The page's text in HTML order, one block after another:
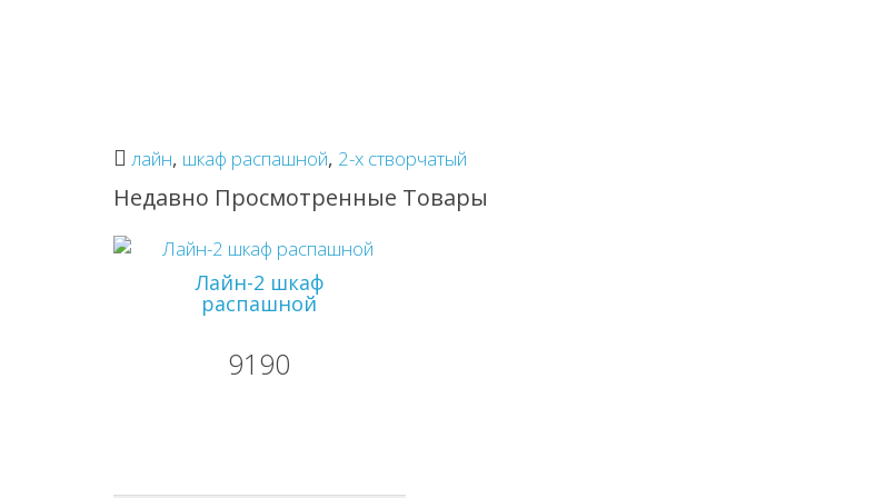
лайн, шкаф распашной, 2-х створчатый
Недавно Просмотренные Товары
Лайн-2 шкаф
распашной
9190